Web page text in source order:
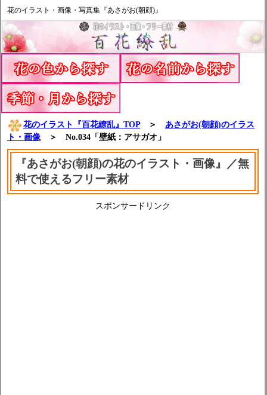
花のイラスト・画像・写真集『あさがお(朝顔)』
花のイラスト『百花繚乱』TOP ＞ あさがお(朝顔)のイラス
ト・画像 ＞ No.034「壁紙：アサガオ」
『あさがお(朝顔)の花のイラスト・画像』／無
料で使えるフリー素材
スポンサードリンク